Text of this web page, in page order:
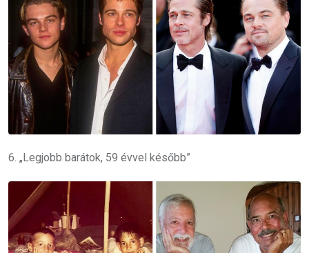
6. „Legjobb barátok, 59 évvel később”